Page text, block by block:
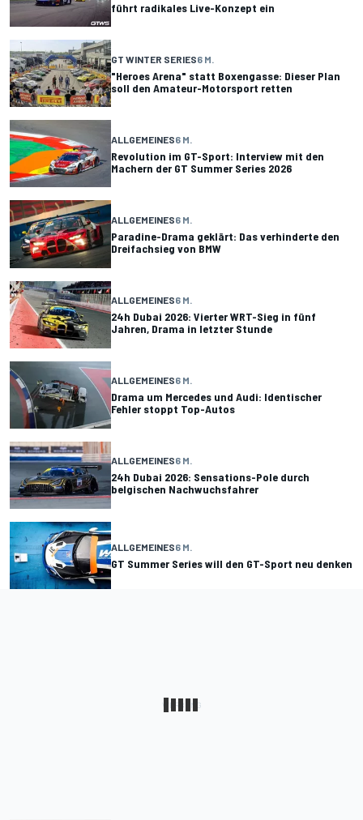
führt radikales Live-Konzept ein
GT WINTER SERIES6 M.
"Heroes Arena" statt Boxengasse: Dieser Plan
soll den Amateur-Motorsport retten
ALLGEMEINES6 M.
Revolution im GT-Sport: Interview mit den
Machern der GT Summer Series 2026
ALLGEMEINES6 M.
Paradine-Drama geklärt: Das verhinderte den
Dreifachsieg von BMW
ALLGEMEINES6 M.
24h Dubai 2026: Vierter WRT-Sieg in fünf
Jahren, Drama in letzter Stunde
ALLGEMEINES6 M.
Drama um Mercedes und Audi: Identischer
Fehler stoppt Top-Autos
ALLGEMEINES6 M.
24h Dubai 2026: Sensations-Pole durch
belgischen Nachwuchsfahrer
ALLGEMEINES6 M.
GT Summer Series will den GT-Sport neu denken